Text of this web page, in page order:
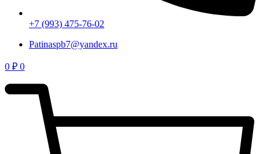
+7 (993) 475-76-02
Patinaspb7@yandex.ru
0 ₽ 0